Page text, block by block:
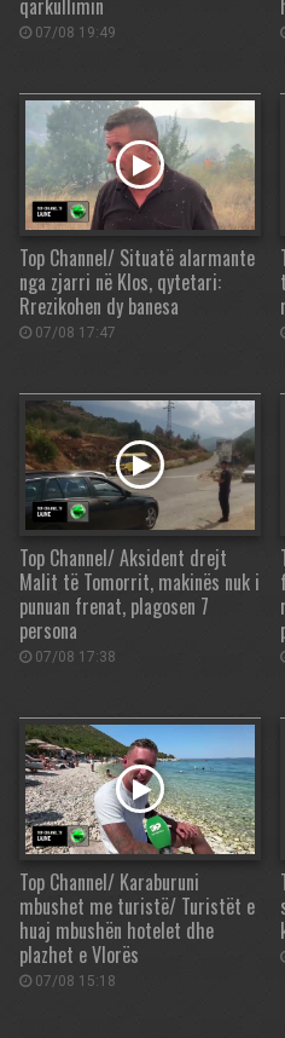
qarkullimin
07/08 19:49
Top Channel/ Situatë alarmante
nga zjarri në Klos, qytetari:
Rrezikohen dy banesa
07/08 17:47
Top Channel/ Aksident drejt
Malit të Tomorrit, makinës nuk i
punuan frenat, plagosen 7
persona
07/08 17:38
Top Channel/ Karaburuni
mbushet me turistë/ Turistët e
huaj mbushën hotelet dhe
plazhet e Vlorës
07/08 15:18